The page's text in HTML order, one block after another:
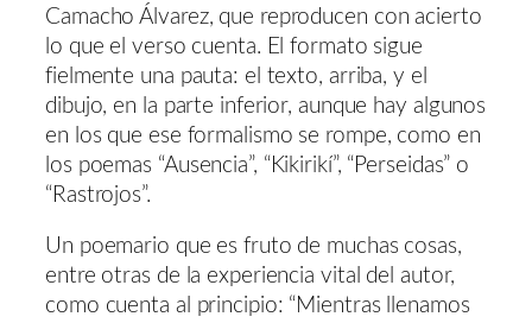
Camacho Álvarez, que reproducen con acierto
lo que el verso cuenta. El formato sigue
fielmente una pauta: el texto, arriba, y el
dibujo, en la parte inferior, aunque hay algunos
en los que ese formalismo se rompe, como en
los poemas “Ausencia”, “Kikirikí”, “Perseidas” o
“Rastrojos”.
Un poemario que es fruto de muchas cosas,
entre otras de la experiencia vital del autor,
como cuenta al principio: “Mientras llenamos